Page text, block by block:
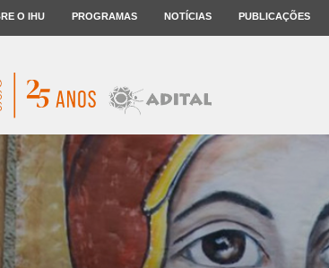
O IHU PROGRAMAS NOTÍCIAS PUBLICAÇÕES